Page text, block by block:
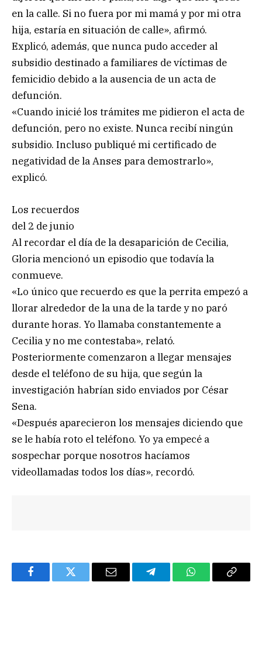
en la calle. Si no fuera por mi mamá y por mi otra
hija, estaría en situación de calle», afirmó.
Explicó, además, que nunca pudo acceder al
subsidio destinado a familiares de víctimas de
femicidio debido a la ausencia de un acta de
defunción.
«Cuando inicié los trámites me pidieron el acta de
defunción, pero no existe. Nunca recibí ningún
subsidio. Incluso publiqué mi certificado de
negatividad de la Anses para demostrarlo»,
explicó.
Los recuerdos
del 2 de junio
Al recordar el día de la desaparición de Cecilia,
Gloria mencionó un episodio que todavía la
conmueve.
«Lo único que recuerdo es que la perrita empezó a
llorar alrededor de la una de la tarde y no paró
durante horas. Yo llamaba constantemente a
Cecilia y no me contestaba», relató.
Posteriormente comenzaron a llegar mensajes
desde el teléfono de su hija, que según la
investigación habrían sido enviados por César
Sena.
«Después aparecieron los mensajes diciendo que
se le había roto el teléfono. Yo ya empecé a
sospechar porque nosotros hacíamos
videollamadas todos los días», recordó.
FacebookTwitter Email TelegramWhatsAppCopy